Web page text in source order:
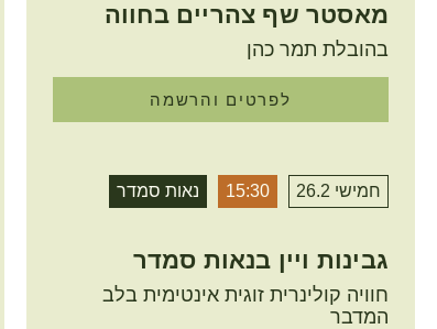
מאסטר שף צהריים בחווה
בהובלת תמר כהן
לפרטים והרשמה
חמישי 26.2 15:30 נאות סמדר
גבינות ויין בנאות סמדר
חוויה קולינרית זוגית אינטימית בלב
המדבר